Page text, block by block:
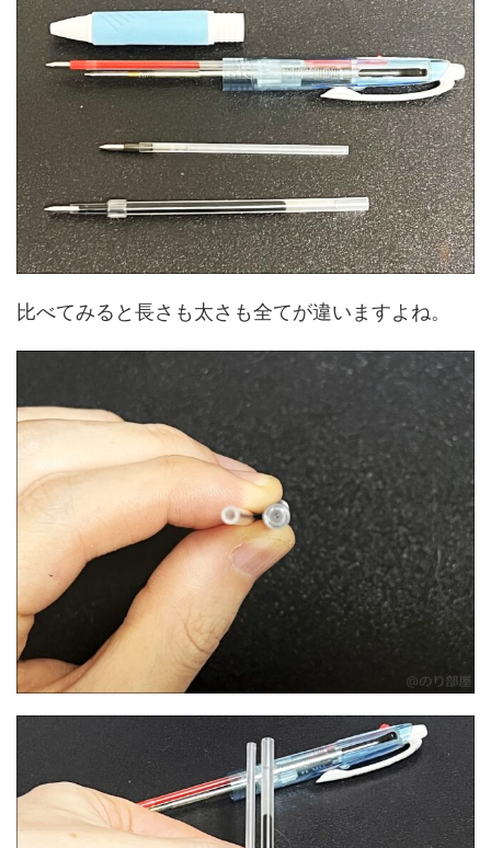
比べてみると長さも太さも全てが違いますよね。